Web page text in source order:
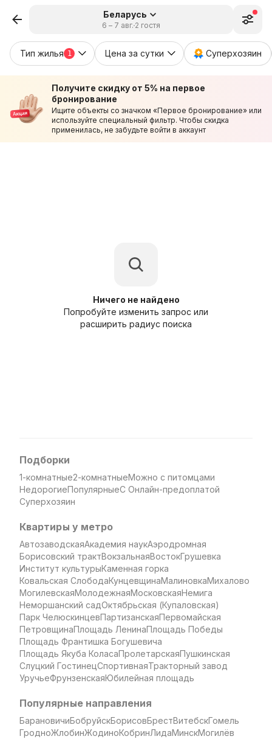
Беларусь
6 – 7 авг. 2 гостя
Тип жилья 1 Цена за сутки Суперхозяин
Получите скидку от 5% на первое
бронирование
Ищите объекты со значком «Первое бронирование» или
используйте специальный фильтр. Чтобы скидка
применилась, не забудьте войти в аккаунт
Ничего не найдено
Попробуйте изменить запрос или
расширить радиус поиска
Подборки
1-комнатные2-комнатныеМожно с питомцами
НедорогиеПопулярныеС Онлайн-предоплатой
Суперхозяин
Квартиры у метро
АвтозаводскаяАкадемия наукАэродромная
Борисовский трактВокзальнаяВостокГрушевка
Институт культурыКаменная горка
Ковальская СлободаКунцевщинаМалиновкаМихалово
МогилевскаяМолодежнаяМосковскаяНемига
Неморшанский садОктябрьская (Купаловская)
Парк ЧелюскинцевПартизанскаяПервомайская
ПетровщинаПлощадь ЛенинаПлощадь Победы
Площадь Франтишка Богушевича
Площадь Якуба КоласаПролетарскаяПушкинская
Слуцкий ГостинецСпортивнаяТракторный завод
УручьеФрунзенскаяЮбилейная площадь
Популярные направления
БарановичиБобруйскБорисовБрестВитебскГомель
ГродноЖлобинЖодиноКобринЛидаМинскМогилёв